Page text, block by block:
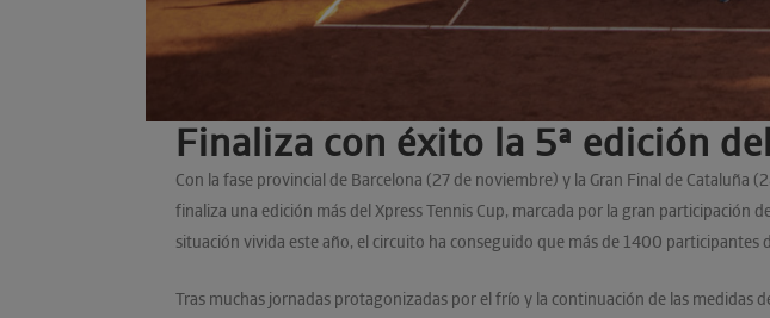
Finaliza con éxito la 5ª edición
Con la fase provincial de Barcelona (27 de noviembre) y la Gran Final de Cataluña
finaliza una edición más del Xpress Tennis Cup, marcada por la gran participación
situación vivida este año, el circuito ha conseguido que más de 1400
Tras muchas jornadas protagonizadas por el frío y la continuación de las